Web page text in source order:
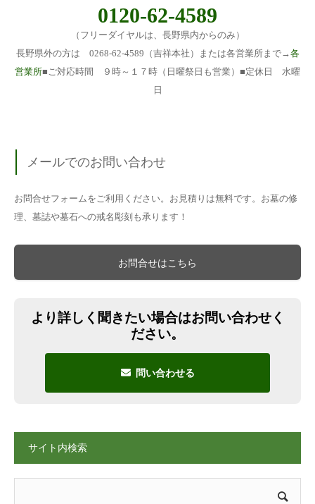
0120-62-4589
（フリーダイヤルは、長野県内からのみ）
長野県外の方は 0268-62-4589（吉祥本社）または各営業所まで→各
営業所■ご対応時間 ９時～１７時（日曜祭日も営業）■定休日 水曜
日
メールでのお問い合わせ
お問合せフォームをご利用ください。お見積りは無料です。お墓の修
理、墓誌や墓石への戒名彫刻も承ります！
お問合せはこちら
より詳しく聞きたい場合はお問い合わせく
ださい。
問い合わせる
サイト内検索